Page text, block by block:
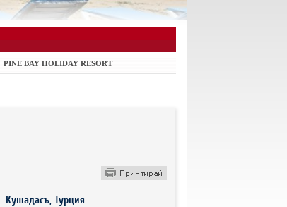
PINE BAY HOLIDAY RESORT
Кушадасъ, Турция